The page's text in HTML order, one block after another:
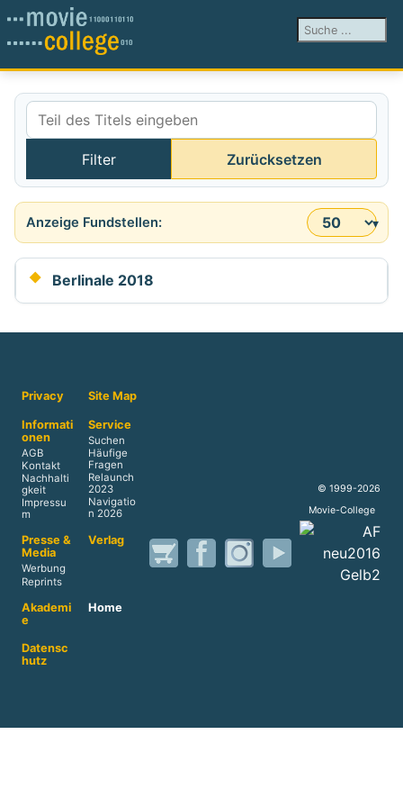
Suchen ...
Teil des Titels eingeben
Filter Zurücksetzen
Anzeige #
Berlinale 2018
Privacy Site Map
Informati
onen
AGB
Kontakt
Nachhalti
gkeit
Impressu
m
Service
Suchen
Häufige
Fragen
Relaunch
2023
Navigatio
n 2026
Presse &
Media
Werbung
Reprints
Verlag
Akademi
e
Home
Datensc
hutz
© 1999-2026
Movie-College